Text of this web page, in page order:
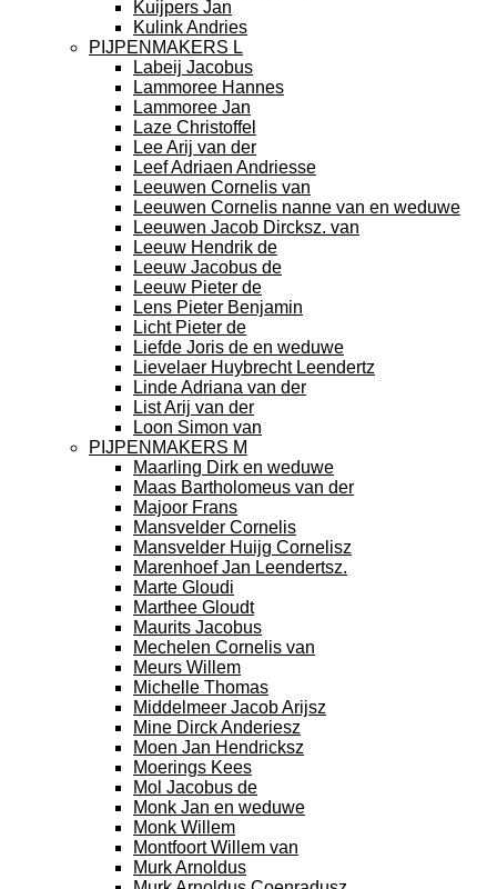
Kuijpers Jan
Kulink Andries
PIJPENMAKERS L
Labeij Jacobus
Lammoree Hannes
Lammoree Jan
Laze Christoffel
Lee Arij van der
Leef Adriaen Andriesse
Leeuwen Cornelis van
Leeuwen Cornelis nanne van en weduwe
Leeuwen Jacob Dircksz. van
Leeuw Hendrik de
Leeuw Jacobus de
Leeuw Pieter de
Lens Pieter Benjamin
Licht Pieter de
Liefde Joris de en weduwe
Lievelaer Huybrecht Leendertz
Linde Adriana van der
List Arij van der
Loon Simon van
PIJPENMAKERS M
Maarling Dirk en weduwe
Maas Bartholomeus van der
Majoor Frans
Mansvelder Cornelis
Mansvelder Huijg Cornelisz
Marenhoef Jan Leendertsz.
Marte Gloudi
Marthee Gloudt
Maurits Jacobus
Mechelen Cornelis van
Meurs Willem
Michelle Thomas
Middelmeer Jacob Arijsz
Mine Dirck Anderiesz
Moen Jan Hendricksz
Moerings Kees
Mol Jacobus de
Monk Jan en weduwe
Monk Willem
Montfoort Willem van
Murk Arnoldus